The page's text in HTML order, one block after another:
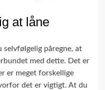
at låne
selvfølgelig påregne, at
med dette. Det er
er meget forskellige
det er vigtigt. At du